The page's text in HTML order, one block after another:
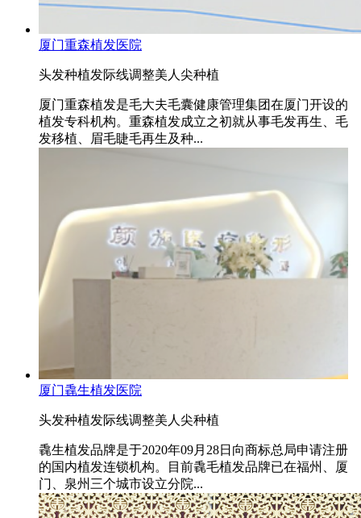
厦门重森植发医院
头发种植发际线调整美人尖种植
厦门重森植发是毛大夫毛囊健康管理集团在厦门开设的
植发专科机构。重森植发成立之初就从事毛发再生、毛
发移植、眉毛睫毛再生及种...
厦门毳生植发医院
头发种植发际线调整美人尖种植
毳生植发品牌是于2020年09月28日向商标总局申请注册
的国内植发连锁机构。目前毳毛植发品牌已在福州、厦
门、泉州三个城市设立分院...